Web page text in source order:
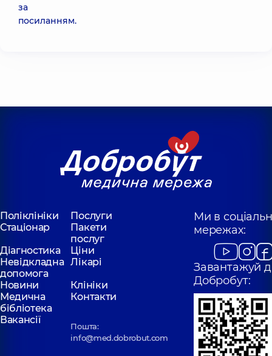
за
посиланням.
Поліклініки
Послуги
Стаціонар
Пакети
послуг
Діагностика
Ціни
Невідкладна
допомога
Лікарі
Новини
Клініки
Медична
бібліотека
Контакти
Вакансії
Пошта:
info@med.dobrobut.com
Ми в
мережах:
Завантажуй
Добробут: